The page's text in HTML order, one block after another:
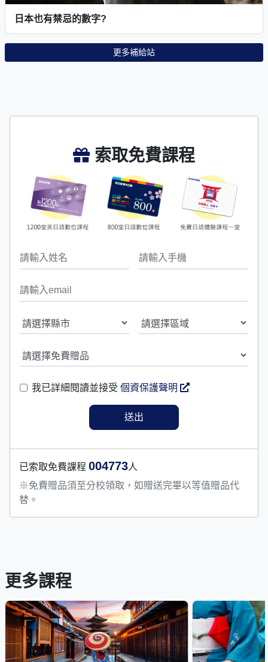
日本也有禁忌的數字?
更多補給站
索取免費課程
我已詳細閱讀並接受 個資保護聲明
已索取免費課程 004773人
※免費贈品須至分校領取，如贈送完畢以等值贈品代
替。
更多課程